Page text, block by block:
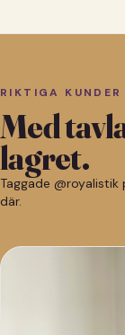
RIKTIGA KUNDER
Med
lagret.
Taggade @royalistik
där.